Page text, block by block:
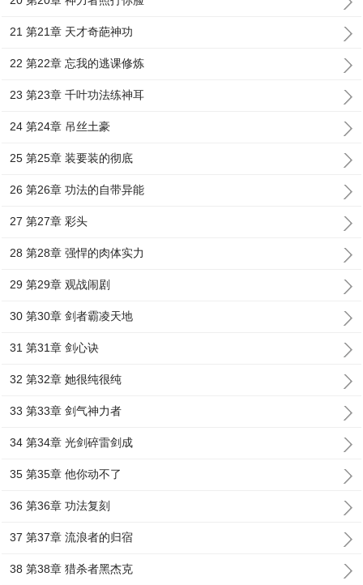
21 第21章 天才奇葩神功
22 第22章 忘我的逃课修炼
23 第23章 千叶功法练神耳
24 第24章 吊丝土豪
25 第25章 装要装的彻底
26 第26章 功法的自带异能
27 第27章 彩头
28 第28章 强悍的肉体实力
29 第29章 观战闹剧
30 第30章 剑者霸凌天地
31 第31章 剑心诀
32 第32章 她很纯很纯
33 第33章 剑气神力者
34 第34章 光剑碎雷剑成
35 第35章 他你动不了
36 第36章 功法复刻
37 第37章 流浪者的归宿
38 第38章 猎杀者黑杰克